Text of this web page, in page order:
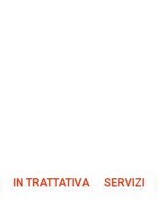
IN TRATTATIVA SERVIZI